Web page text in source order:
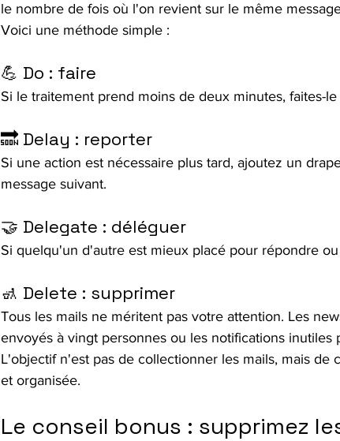
le nombre de fois où l'on revient sur le même
Voici une méthode simple :
💪 Do : faire
Si le traitement prend moins de deux minutes, faites-
🔜 Delay : reporter
Si une action est nécessaire plus tard, ajoutez un
message suivant.
🤝 Delegate : déléguer
Si quelqu'un d'autre est mieux placé pour répondre
🚮 Delete : supprimer
Tous les mails ne méritent pas votre attention. Les
envoyés à vingt personnes ou les notifications inutiles
L'objectif n'est pas de collectionner les mails, mais
et organisée.
Le conseil bonus : supprimez